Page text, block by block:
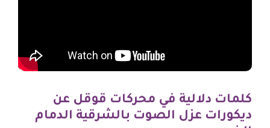
كلمات دلالية في محركات قوقل عن
ديكورات عزل الصوت بالشرقية الدمام